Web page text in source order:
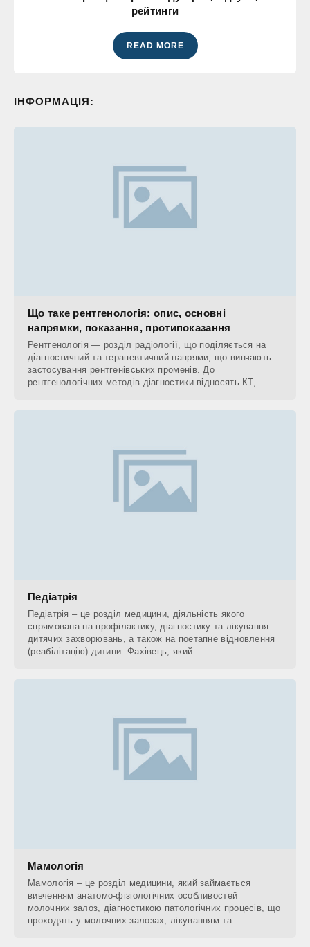
рейтинги
READ MORE
ІНФОРМАЦІЯ:
Що таке рентгенологія: опис, основні
напрямки, показання, протипоказання
Рентгенологія — розділ радіології, що поділяється на
діагностичний та терапевтичний напрями, що вивчають
застосування рентгенівських променів. До
рентгенологічних методів діагностики відносять КТ,
Педіатрія
Педіатрія – це розділ медицини, діяльність якого
спрямована на профілактику, діагностику та лікування
дитячих захворювань, а також на поетапне відновлення
(реабілітацію) дитини. Фахівець, який
Мамологія
Мамологія – це розділ медицини, який займається
вивченням анатомо-фізіологічних особливостей
молочних залоз, діагностикою патологічних процесів, що
проходять у молочних залозах, лікуванням та